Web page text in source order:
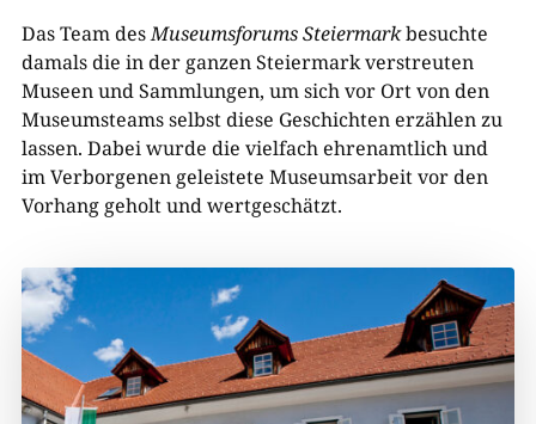
Das Team desMuseumsforums Steiermarkbesuchte
damals die in der ganzen Steiermark verstreuten
Museen und Sammlungen, um sich vor Ort von den
Museumsteams selbst diese Geschichten erzählen zu
lassen. Dabei wurde die vielfach ehrenamtlich und
im Verborgenen geleistete Museumsarbeit vor den
Vorhang geholt und wertgeschätzt.